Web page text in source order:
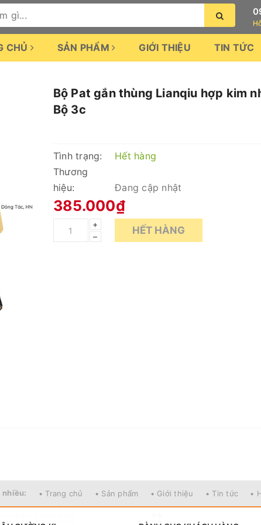
CHỦ SẢN PHẨM GIỚI THIỆU TIN TỨC
Bộ Pat gắn thùng Lianqiu hợp kim
Bộ 3c
Tình trạng:
Hết hàng
Thương
hiệu:
Đang cập nhật
385.000₫
+
–
HẾT HÀNG
nhiều: • Trang chủ • Sản phẩm • Giới thiệu • Tin tức •